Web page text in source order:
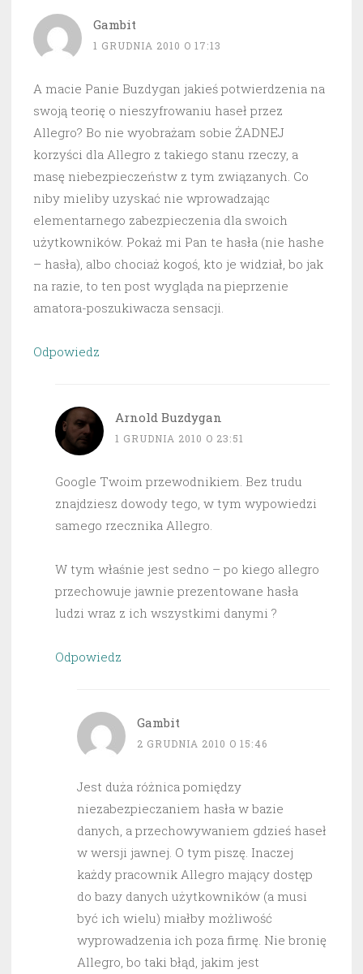
Gambit
1 GRUDNIA 2010 O 17:13
A macie Panie Buzdygan jakieś potwierdzenia na
swoją teorię o nieszyfrowaniu haseł przez
Allegro? Bo nie wyobrażam sobie ŻADNEJ
korzyści dla Allegro z takiego stanu rzeczy, a
masę niebezpieczeństw z tym związanych. Co
niby mieliby uzyskać nie wprowadzając
elementarnego zabezpieczenia dla swoich
użytkowników. Pokaż mi Pan te hasła (nie hashe
– hasła), albo chociaż kogoś, kto je widział, bo jak
na razie, to ten post wygląda na pieprzenie
amatora-poszukiwacza sensacji.
Odpowiedz
Arnold Buzdygan
1 GRUDNIA 2010 O 23:51
Google Twoim przewodnikiem. Bez trudu
znajdziesz dowody tego, w tym wypowiedzi
samego rzecznika Allegro.
W tym właśnie jest sedno – po kiego allegro
przechowuje jawnie prezentowane hasła
ludzi wraz z ich wszystkimi danymi ?
Odpowiedz
Gambit
2 GRUDNIA 2010 O 15:46
Jest duża różnica pomiędzy
niezabezpieczaniem hasła w bazie
danych, a przechowywaniem gdzieś haseł
w wersji jawnej. O tym piszę. Inaczej
każdy pracownik Allegro mający dostęp
do bazy danych użytkowników (a musi
być ich wielu) miałby możliwość
wyprowadzenia ich poza firmę. Nie bronię
Allegro, bo taki błąd, jakim jest